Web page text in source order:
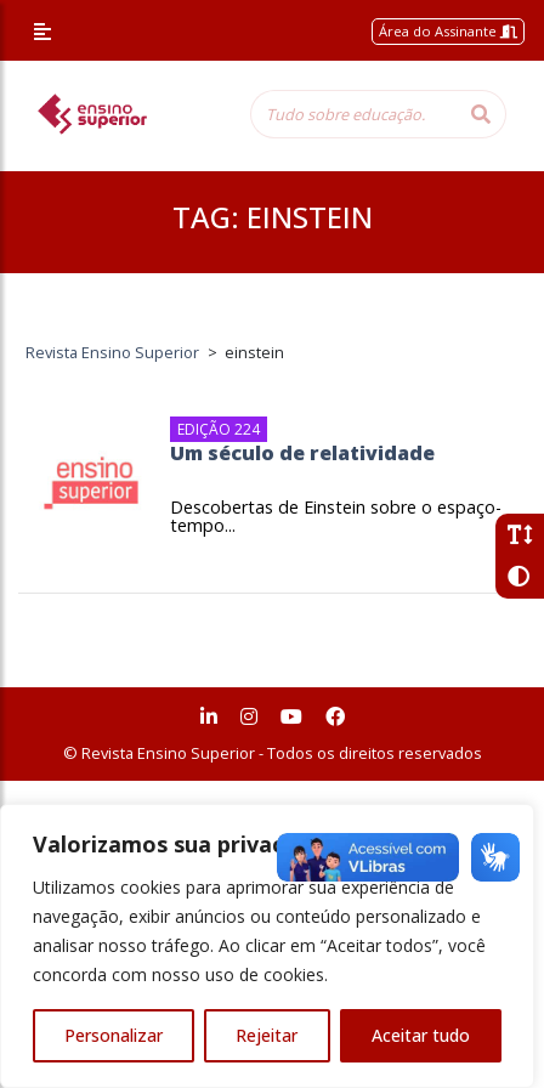
Valorizamos sua privacidade
Utilizamos cookies para aprimorar sua experiência de
navegação, exibir anúncios ou conteúdo personalizado e
analisar nosso tráfego. Ao clicar em “Aceitar todos”, você
concorda com nosso uso de cookies.
Personalizar Rejeitar Aceitar tudo
Área do Assinante
TAG: EINSTEIN
Revista Ensino Superior > einstein
EDIÇÃO 224
Um século de relatividade
Descobertas de Einstein sobre o espaço-
tempo...
© Revista Ensino Superior - Todos os direitos reservados